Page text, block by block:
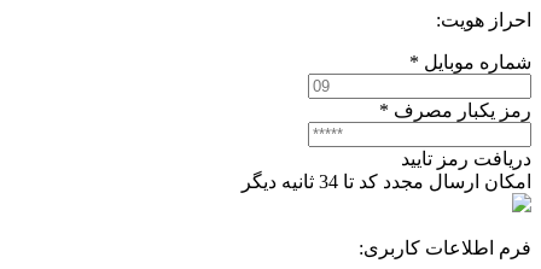
احراز هویت:
شماره موبایل *
رمز یکبار مصرف *
دریافت رمز تایید
امکان ارسال مجدد کد تا 34 ثانیه دیگر
فرم اطلاعات کاربری: